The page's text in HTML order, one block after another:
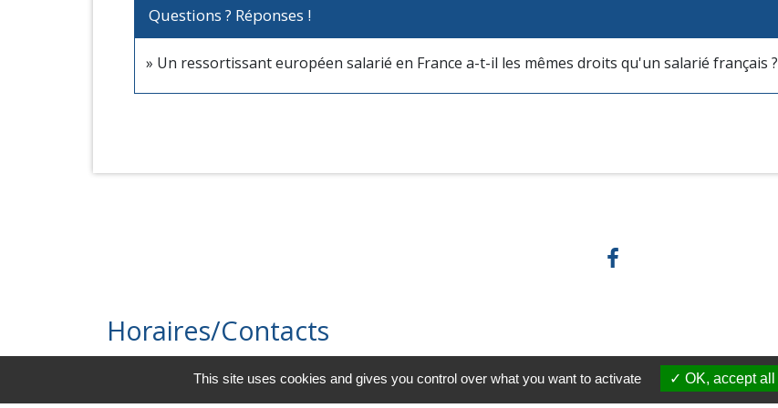
Questions ? Réponses !
Un ressortissant européen salarié en France a-t-il les mêmes droits qu'un salarié français ?
Horaires/Contacts
Commune de Barjouville
1, rue Jean Moulin
This site uses cookies and gives you control over what you want to activate OK, accept all